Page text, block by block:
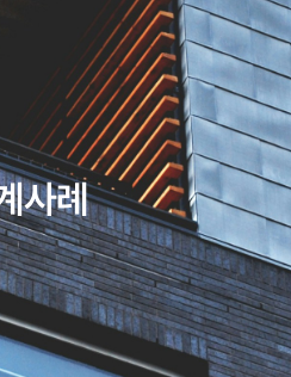
건축사례
시공사례
타이니TV
상담문의
건축문의
사례